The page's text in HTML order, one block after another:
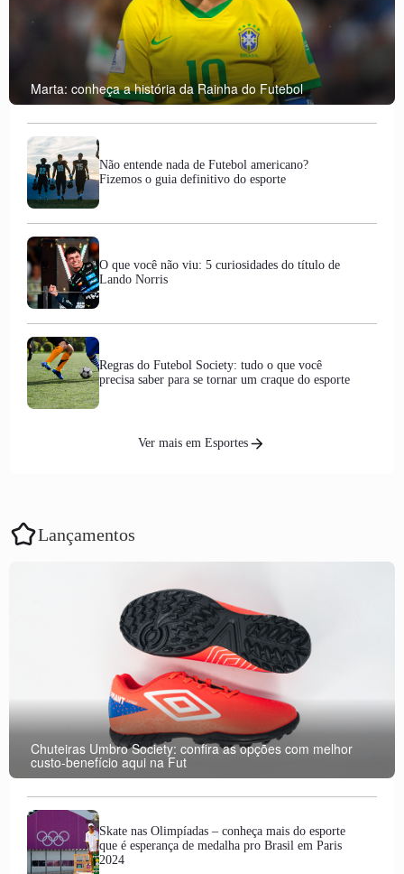
Marta: conheça a história da Rainha do Futebol
Não entende nada de Futebol americano?
Fizemos o guia definitivo do esporte
O que você não viu: 5 curiosidades do título de
Lando Norris
Regras do Futebol Society: tudo o que você
precisa saber para se tornar um craque do esporte
Ver mais em Esportes
Lançamentos
Chuteiras Umbro Society: confira as opções com melhor
custo-benefício aqui na Fut
Skate nas Olimpíadas – conheça mais do esporte
que é esperança de medalha pro Brasil em Paris
2024